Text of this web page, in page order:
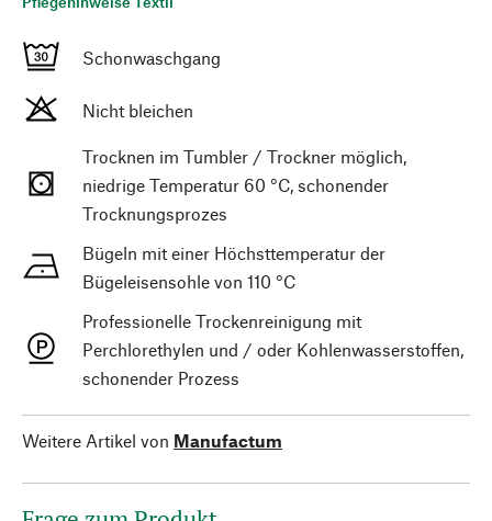
Schonwaschgang
Nicht bleichen
Trocknen im Tumbler / Trockner möglich,
niedrige Temperatur 60 °C, schonender
Trocknungsprozes
Bügeln mit einer Höchsttemperatur der
Bügeleisensohle von 110 °C
Professionelle Trockenreinigung mit
Perchlorethylen und / oder Kohlenwasserstoffen,
schonender Prozess
Weitere Artikel von Manufactum